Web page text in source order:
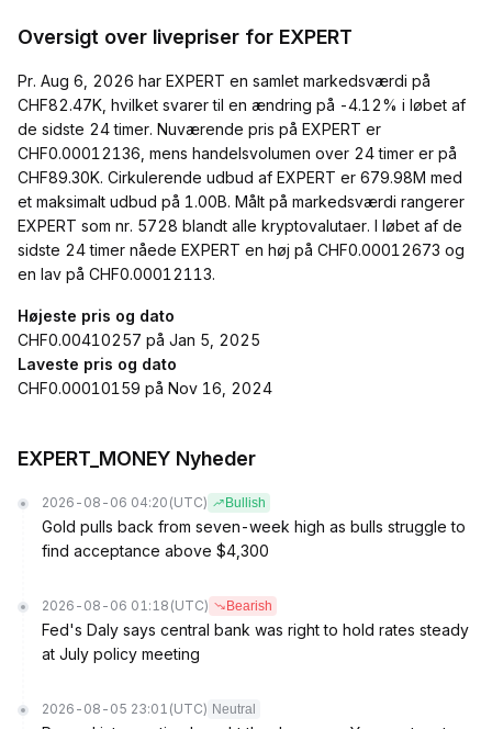
Oversigt over livepriser for EXPERT
Pr. Aug 6, 2026 har EXPERT en samlet markedsværdi på
CHF82.47K, hvilket svarer til en ændring på -4.12% i løbet af
de sidste 24 timer. Nuværende pris på EXPERT er
CHF0.00012136, mens handelsvolumen over 24 timer er på
CHF89.30K. Cirkulerende udbud af EXPERT er 679.98M med
et maksimalt udbud på 1.00B. Målt på markedsværdi rangerer
EXPERT som nr. 5728 blandt alle kryptovalutaer. I løbet af de
sidste 24 timer nåede EXPERT en høj på CHF0.00012673 og
en lav på CHF0.00012113.
Højeste pris og dato
CHF0.00410257 på Jan 5, 2025
Laveste pris og dato
CHF0.00010159 på Nov 16, 2024
EXPERT_MONEY Nyheder
2026-08-06 04:20 (UTC) Bullish
Gold pulls back from seven-week high as bulls struggle to
find acceptance above $4,300
2026-08-06 01:18 (UTC) Bearish
Fed's Daly says central bank was right to hold rates steady
at July policy meeting
2026-08-05 23:01 (UTC) Neutral